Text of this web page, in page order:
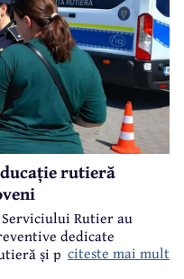
rutieră
Rutier au
dedicate
și promovării unui
citeste mai mult